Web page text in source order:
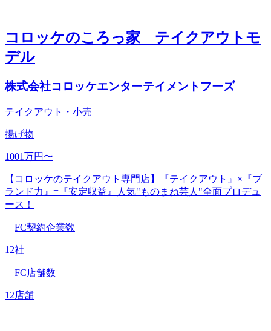
コロッケのころっ家 テイクアウトモ
デル
株式会社コロッケエンターテイメントフーズ
テイクアウト・小売
揚げ物
1001万円〜
【コロッケのテイクアウト専門店】『テイクアウト』×『ブ
ランド力』=『安定収益』人気"ものまね芸人"全面プロデュ
ース！
FC契約企業数
12社
FC店舗数
12店舗